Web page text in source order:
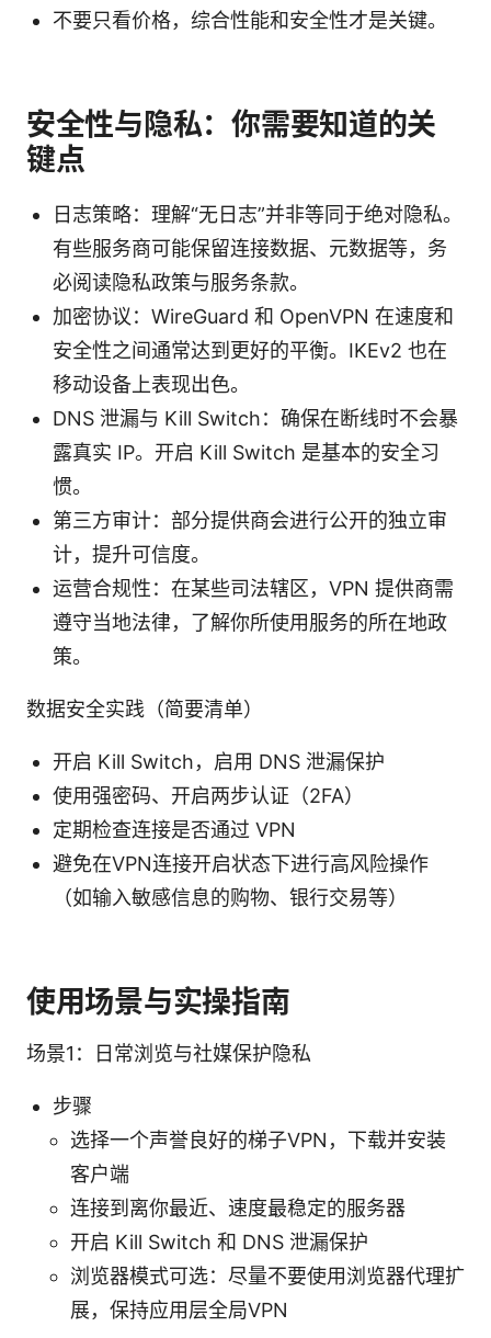
不要只看价格，综合性能和安全性才是关键。
安全性与隐私：你需要知道的关
键点
日志策略：理解“无日志”并非等同于绝对隐私。
有些服务商可能保留连接数据、元数据等，务
必阅读隐私政策与服务条款。
加密协议：WireGuard 和 OpenVPN 在速度和
安全性之间通常达到更好的平衡。IKEv2 也在
移动设备上表现出色。
DNS 泄漏与 Kill Switch：确保在断线时不会暴
露真实 IP。开启 Kill Switch 是基本的安全习
惯。
第三方审计：部分提供商会进行公开的独立审
计，提升可信度。
运营合规性：在某些司法辖区，VPN 提供商需
遵守当地法律，了解你所使用服务的所在地政
策。
数据安全实践（简要清单）
开启 Kill Switch，启用 DNS 泄漏保护
使用强密码、开启两步认证（2FA）
定期检查连接是否通过 VPN
避免在VPN连接开启状态下进行高风险操作
（如输入敏感信息的购物、银行交易等）
使用场景与实操指南
场景1：日常浏览与社媒保护隐私
步骤
选择一个声誉良好的梯子VPN，下载并安装
客户端
连接到离你最近、速度最稳定的服务器
开启 Kill Switch 和 DNS 泄漏保护
浏览器模式可选：尽量不要使用浏览器代理扩
展，保持应用层全局VPN